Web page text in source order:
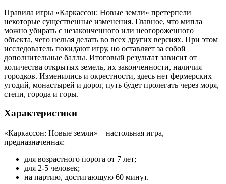
Правила игры «Каркассон: Новые земли» претерпели
некоторые существенные изменения. Главное, что мипла
можно убирать с незаконченного или неогороженного
объекта, чего нельзя делать во всех других версиях. При этом
исследователь покидают игру, но оставляет за собой
дополнительные баллы. Итоговый результат зависит от
количества открытых земель, их законченности, наличия
городков. Изменились и окрестности, здесь нет фермерских
угодий, монастырей и дорог, путь будет пролегать через моря,
степи, города и горы.
Характеристики
«Каркассон: Новые земли» – настольная игра,
предназначенная:
для возрастного порога от 7 лет;
для 2-5 человек;
на партию, достигающую 60 минут.